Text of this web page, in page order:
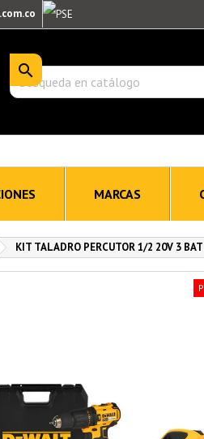

MARCAS
KIT TALADRO PERCUTOR 1/2 20V 3